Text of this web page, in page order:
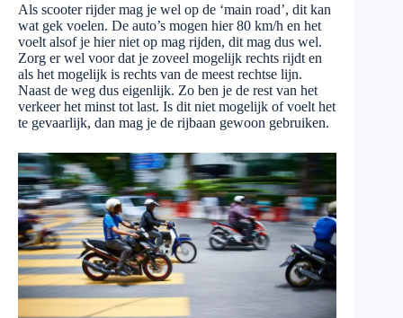
Als scooter rijder mag je wel op de ‘main road’, dit kan
wat gek voelen. De auto’s mogen hier 80 km/h en het
voelt alsof je hier niet op mag rijden, dit mag dus wel.
Zorg er wel voor dat je zoveel mogelijk rechts rijdt en
als het mogelijk is rechts van de meest rechtse lijn.
Naast de weg dus eigenlijk. Zo ben je de rest van het
verkeer het minst tot last. Is dit niet mogelijk of voelt het
te gevaarlijk, dan mag je de rijbaan gewoon gebruiken.